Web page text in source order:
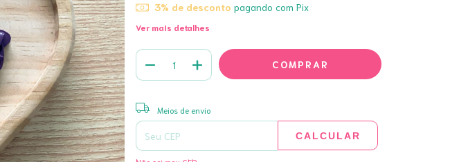
3% de desconto pagando com Pix
Ver mais detalhes
Entregas para o CEP:
Meios de envio
CALCULAR